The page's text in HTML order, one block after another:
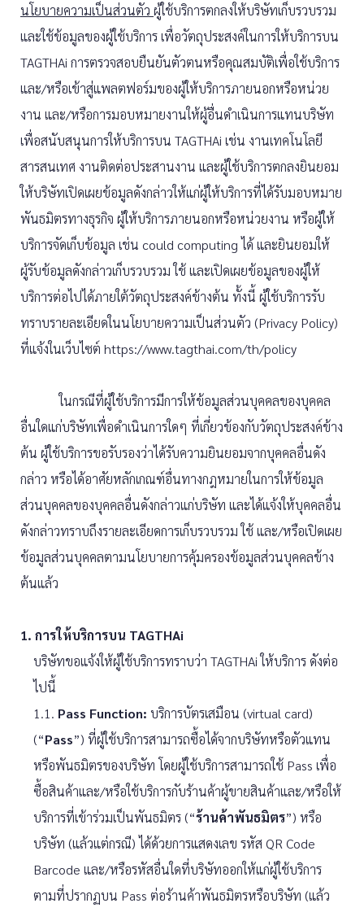
นโยบายความเป็นส่วนตัว ผู้ใช้บริการตกลงให้บริษัทเก็บรวบรวม
และใช้ข้อมูลของผู้ใช้บริการ เพื่อวัตถุประสงค์ในการให้บริการบน
TAGTHAi การตรวจสอบยืนยันตัวตนหรือคุณสมบัติเพื่อใช้บริการ
และ/หรือเข้าสู่แพลตฟอร์มของผู้ให้บริการภายนอกหรือหน่วย
งาน และ/หรือการมอบหมายงานให้ผู้อื่นดำเนินการแทนบริษัท
เพื่อสนับสนุนการให้บริการบน TAGTHAi เช่น งานเทคโนโลยี
สารสนเทศ งานติดต่อประสานงาน และผู้ใช้บริการตกลงยินยอม
ให้บริษัทเปิดเผยข้อมูลดังกล่าวให้แก่ผู้ให้บริการที่ได้รับมอบหมาย
พันธมิตรทางธุรกิจ ผู้ให้บริการภายนอกหรือหน่วยงาน หรือผู้ให้
บริการจัดเก็บข้อมูล เช่น could computing ได้ และยินยอมให้
ผู้รับข้อมูลดังกล่าวเก็บรวบรวม ใช้ และเปิดเผยข้อมูลของผู้ให้
บริการต่อไปได้ภายใต้วัตถุประสงค์ข้างต้น ทั้งนี้ ผู้ใช้บริการรับ
ทราบรายละเอียดในนโยบายความเป็นส่วนตัว (Privacy Policy)
ที่แจ้งในเว็บไซต์ https://www.tagthai.com/th/policy
ในกรณีที่ผู้ใช้บริการมีการให้ข้อมูลส่วนบุคคลของบุคคล
อื่นใดแก่บริษัทเพื่อดำเนินการใดๆ ที่เกี่ยวข้องกับวัตถุประสงค์ข้าง
ต้น ผู้ใช้บริการขอรับรองว่าได้รับความยินยอมจากบุคคลอื่นดัง
กล่าว หรือได้อาศัยหลักเกณฑ์อื่นทางกฎหมายในการให้ข้อมูล
ส่วนบุคคลของบุคคลอื่นดังกล่าวแก่บริษัท และได้แจ้งให้บุคคลอื่น
ดังกล่าวทราบถึงรายละเอียดการเก็บรวบรวม ใช้ และ/หรือเปิดเผย
ข้อมูลส่วนบุคคลตามนโยบายการคุ้มครองข้อมูลส่วนบุคคลข้าง
ต้นแล้ว
1. การให้บริการบน TAGTHAi
บริษัทขอแจ้งให้ผู้ใช้บริการทราบว่า TAGTHAi ให้บริการ ดังต่อ
ไปนี้
1.1. Pass Function: บริการบัตรเสมือน (virtual card)
(“Pass”) ที่ผู้ใช้บริการสามารถซื้อได้จากบริษัทหรือตัวแทน
หรือพันธมิตรของบริษัท โดยผู้ใช้บริการสามารถใช้ Pass เพื่อ
ซื้อสินค้าและ/หรือใช้บริการกับร้านค้าผู้ขายสินค้าและ/หรือให้
บริการที่เข้าร่วมเป็นพันธมิตร (“ร้านค้าพันธมิตร”) หรือ
บริษัท (แล้วแต่กรณี) ได้ด้วยการแสดงเลข รหัส QR Code
Barcode และ/หรือรหัสอื่นใดที่บริษัทออกให้แก่ผู้ใช้บริการ
ตามที่ปรากฏบน Pass ต่อร้านค้าพันธมิตรหรือบริษัท (แล้ว